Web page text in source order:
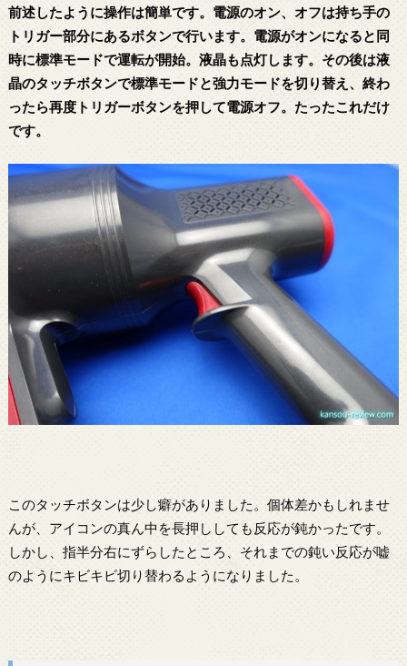
前述したように操作は簡単です。電源のオン、オフは持ち手の
トリガー部分にあるボタンで行います。電源がオンになると同
時に標準モードで運転が開始。液晶も点灯します。その後は液
晶のタッチボタンで標準モードと強力モードを切り替え、終わ
ったら再度トリガーボタンを押して電源オフ。たったこれだけ
です。
このタッチボタンは少し癖がありました。個体差かもしれませ
んが、アイコンの真ん中を長押ししても反応が鈍かったです。
しかし、指半分右にずらしたところ、それまでの鈍い反応が嘘
のようにキビキビ切り替わるようになりました。